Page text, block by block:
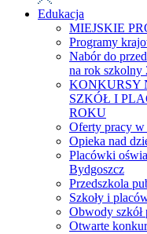
Edukacja
MIEJSKIE
Programy
Nabór do
na rok szkolny
KONKURSY
SZKÓŁ I
ROKU
Oferty pracy
Opieka nad
Placówki
Bydgoszcz
Przedszkola
Szkoły i
Obwody szkół
Otwarte